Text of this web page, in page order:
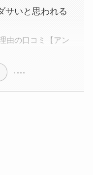
サいと思われる
由の口コミ【アン